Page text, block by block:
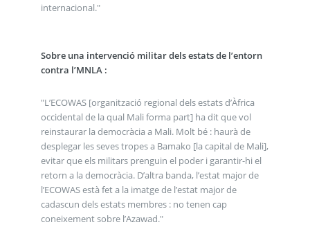
internacional."
Sobre una intervenció militar dels estats de l’entorn
contra l’MNLA :
"L’ECOWAS [organització regional dels estats d’Àfrica
occidental de la qual Mali forma part] ha dit que vol
reinstaurar la democràcia a Mali. Molt bé : haurà de
desplegar les seves tropes a Bamako [la capital de Mali],
evitar que els militars prenguin el poder i garantir-hi el
retorn a la democràcia. D’altra banda, l’estat major de
l’ECOWAS està fet a la imatge de l’estat major de
cadascun dels estats membres : no tenen cap
coneixement sobre l’Azawad."